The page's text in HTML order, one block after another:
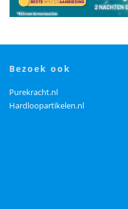
bezoek ook
Purekracht.nl
Hardloopartikelen.nl